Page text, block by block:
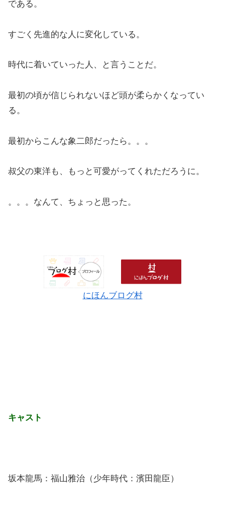
である。
すごく先進的な人に変化している。
時代に着いていった人、と言うことだ。
最初の頃が信じられないほど頭が柔らかくなってい
る。
最初からこんな象二郎だったら。。。
叔父の東洋も、もっと可愛がってくれただろうに。
。。。なんて、ちょっと思った。
にほんブログ村
キャスト
坂本龍馬：福山雅治（少年時代：濱田龍臣）